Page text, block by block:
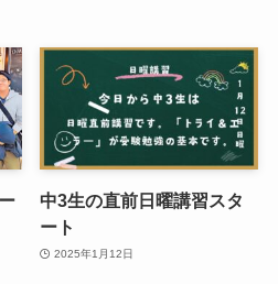
中3生の直前日曜講習スタ
ート
2025年1月12日